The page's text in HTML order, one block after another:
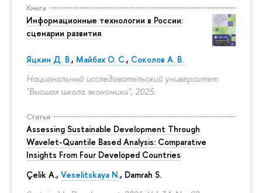
Книга
Информационные технологии в России:
сценарии развития
Яцкин Д. В., Майбах О. С., Соколов А. В.
Национальный исследовательский университет
"Высшая школа экономики", 2025.
Статья
Assessing Sustainable Development Through
Wavelet-Quantile Based Analysis: Comparative
Insights From Four Developed Countries
Çelik A., Veselitskaya N., Damrah S.